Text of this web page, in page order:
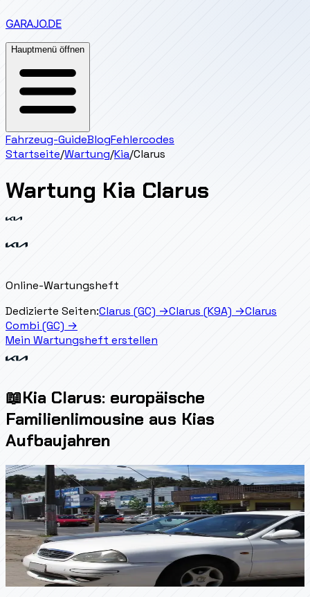
GARAJO.DE
Hauptmenü öffnen
Fahrzeug-GuideBlogFehlercodes
Startseite/Wartung/Kia/Clarus
Wartung Kia Clarus
Online-Wartungsheft
Dedizierte Seiten:Clarus (GC) →Clarus (K9A) →Clarus
Combi (GC) →
Mein Wartungsheft erstellen
📖Kia Clarus: europäische
Familienlimousine aus Kias
Aufbaujahren